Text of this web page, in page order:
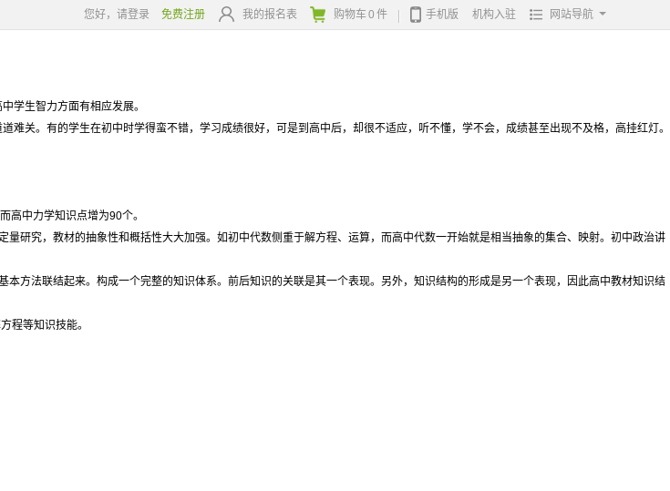
我的报名表 购物车0 件 手机版 机构入驻 网站导航
您好，请登录 免费注册
学生智力方面有相应发展。
关。有的学生在初中时学得蛮不错，学习成绩很好，可是到高中后，却很不适应，听不懂，学不会，成绩甚至出现不及格，高挂红灯。
高中力学知识点增为90个。
研究，教材的抽象性和概括性大大加强。如初中代数侧重于解方程、运算，而高中代数一开始就是相当抽象的集合、映射。初中政治讲
方法联结起来。构成一个完整的知识体系。前后知识的关联是其一个表现。另外，知识结构的形成是另一个表现，因此高中教材知识结
程等知识技能。